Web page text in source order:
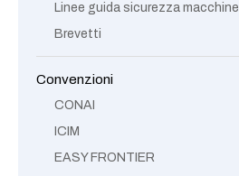
Linee guida sicurezza macchine
Brevetti
Convenzioni
CONAI
ICIM
EASY FRONTIER